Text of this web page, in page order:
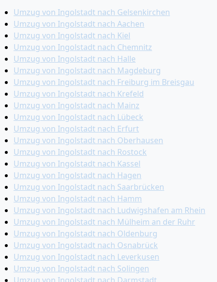
Umzug von Ingolstadt nach Gelsenkirchen
Umzug von Ingolstadt nach Aachen
Umzug von Ingolstadt nach Kiel
Umzug von Ingolstadt nach Chemnitz
Umzug von Ingolstadt nach Halle
Umzug von Ingolstadt nach Magdeburg
Umzug von Ingolstadt nach Freiburg im Breisgau
Umzug von Ingolstadt nach Krefeld
Umzug von Ingolstadt nach Mainz
Umzug von Ingolstadt nach Lübeck
Umzug von Ingolstadt nach Erfurt
Umzug von Ingolstadt nach Oberhausen
Umzug von Ingolstadt nach Rostock
Umzug von Ingolstadt nach Kassel
Umzug von Ingolstadt nach Hagen
Umzug von Ingolstadt nach Saarbrücken
Umzug von Ingolstadt nach Hamm
Umzug von Ingolstadt nach Ludwigshafen am Rhein
Umzug von Ingolstadt nach Mülheim an der Ruhr
Umzug von Ingolstadt nach Oldenburg
Umzug von Ingolstadt nach Osnabrück
Umzug von Ingolstadt nach Leverkusen
Umzug von Ingolstadt nach Solingen
Umzug von Ingolstadt nach Darmstadt